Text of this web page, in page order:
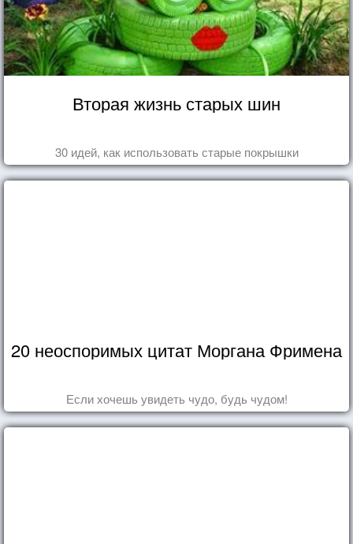
Вторая жизнь старых шин
30 идей, как использовать старые покрышки
20 неоспоримых цитат Моргана Фримена
Если хочешь увидеть чудо, будь чудом!